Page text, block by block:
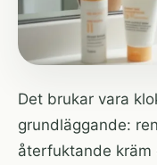
Det brukar vara
grundläggande:
återfuktande kräm